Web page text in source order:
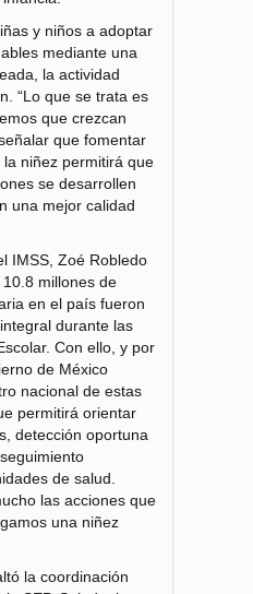
y niños a adoptar
mediante una
la actividad
“Lo que se trata es
que crezcan
que fomentar
niñez permitirá que
se desarrollen
una mejor calidad
IMSS, Zoé Robledo
millones de
en el país fueron
durante las
Con ello, y por
de México
nacional de estas
permitirá orientar
detección oportuna
de salud.
las acciones que
una niñez
la coordinación